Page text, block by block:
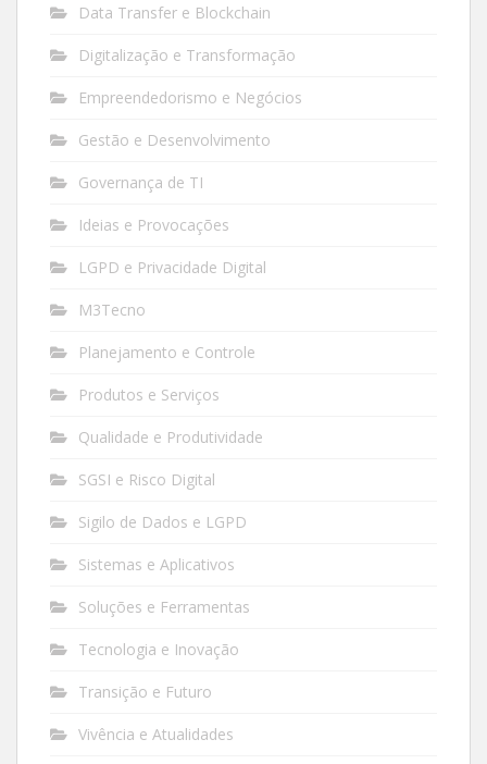
Data Transfer e Blockchain
Digitalização e Transformação
Empreendedorismo e Negócios
Gestão e Desenvolvimento
Governança de TI
Ideias e Provocações
LGPD e Privacidade Digital
M3Tecno
Planejamento e Controle
Produtos e Serviços
Qualidade e Produtividade
SGSI e Risco Digital
Sigilo de Dados e LGPD
Sistemas e Aplicativos
Soluções e Ferramentas
Tecnologia e Inovação
Transição e Futuro
Vivência e Atualidades